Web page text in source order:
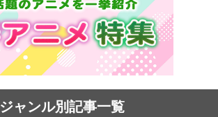
ジャンル別記事一覧